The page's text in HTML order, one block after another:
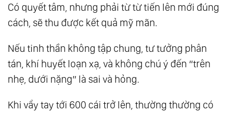
Có quyết tâm, nhưng phải từ từ tiến lên mới đúng
cách, sẽ thu được kết quả mỹ mãn.
Nếu tinh thần không tập chung, tư tưởng phân
tán, khí huyết loạn xạ, và không chú ý đến “trên
nhẹ, dưới nặng” là sai và hỏng.
Khi vẩy tay tới 600 cái trở lên, thường thường có